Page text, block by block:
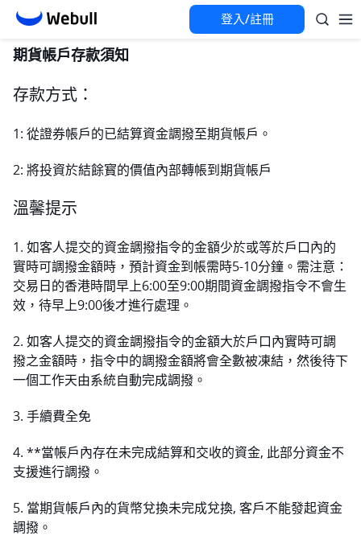
登入/註冊
期貨帳戶存款須知
存款方式：
1: 從證券帳戶的已結算資金調撥至期貨帳戶。
2: 將投資於結餘寳的價值內部轉帳到期貨帳戶
溫馨提示
1. 如客人提交的資金調撥指令的金額少於或等於戶口內的
實時可調撥金額時，預計資金到帳需時5-10分鐘。需注意：
交易日的香港時間早上6:00至9:00期間資金調撥指令不會生
效，待早上9:00後才進行處理。
2. 如客人提交的資金調撥指令的金額大於戶口內實時可調
撥之金額時，指令中的調撥金額將會全數被凍結，然後待下
一個工作天由系統自動完成調撥。
3. 手續費全免
4. **當帳戶內存在未完成結算和交收的資金, 此部分資金不
支援進行調撥。
5. 當期貨帳戶內的貨幣兌換未完成兌換, 客戶不能發起資金
調撥。